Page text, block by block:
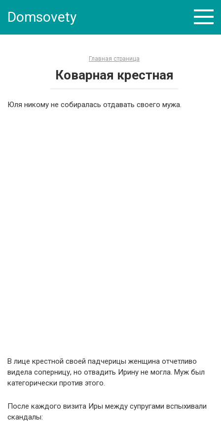
Domsovety
Главная страница
Коварная крестная
Юля никому не собиралась отдавать своего мужа.
В лице крестной своей падчерицы женщина отчетливо
видела соперницу, но отвадить Ирину не могла. Муж был
категорически против этого.
После каждого визита Иры между супругами вспыхивали
скандалы: